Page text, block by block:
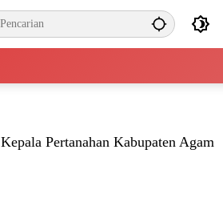
Kepala Pertanahan Kabupaten Agam